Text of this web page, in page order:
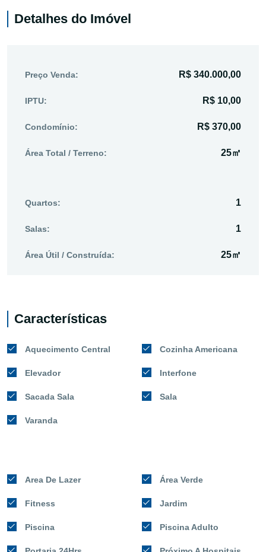
Detalhes do Imóvel
Preço Venda: R$ 340.000,00
IPTU: R$ 10,00
Condomínio: R$ 370,00
Área Total / Terreno: 25㎡
Quartos: 1
Salas: 1
Área Útil / Construída: 25㎡
Características
Aquecimento Central Cozinha Americana
Elevador Interfone
Sacada Sala Sala
Varanda
Area De Lazer Área Verde
Fitness Jardim
Piscina Piscina Adulto